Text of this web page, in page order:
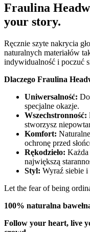
Fraulina
your story.
Ręcznie szyte nakrycia
naturalnych materiałów
indywidualność i poczuć
Dlaczego Fraulina
Uniwersalność:
specjalne okazje.
Wszechstronność:
stworzysz
Komfort:
ochronę przed
Rękodzieło: Każda
największą
Styl: Wyraź siebie
Let the fear of being
100% naturalna
Follow your heart, live